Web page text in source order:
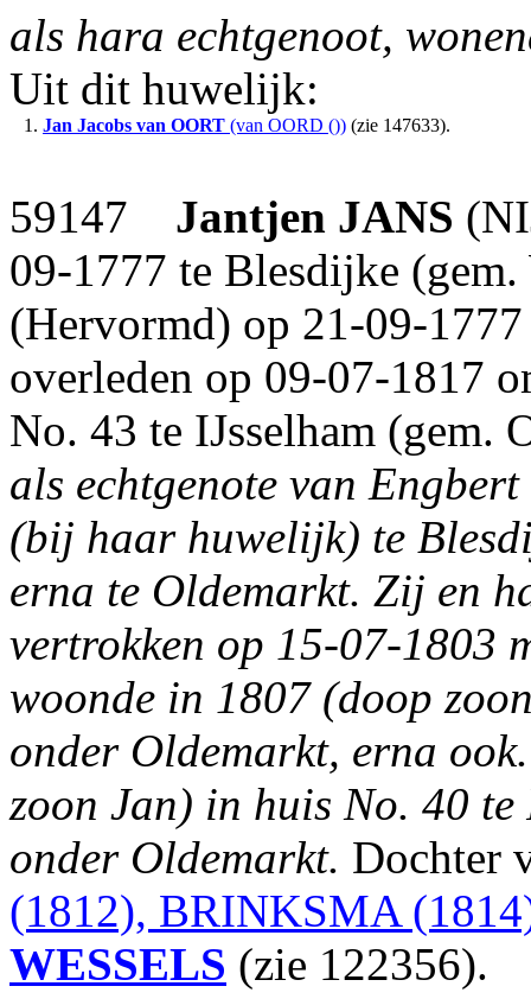
als hara echtgenoot,
Uit dit huwelijk:
1. Jan Jacobs van OORT (van OORD ()) (zie 147633).
59147 Jantjen JANS
09-1777 te Blesdijke
(Hervormd) op 21-09-
overleden op 09-07-1817
No. 43 te IJsselham (gem.
als echtgenote van
(bij haar huwelijk) te
erna te Oldemarkt. Zij en
vertrokken op 15-07-1803
woonde in 1807 (doop
onder Oldemarkt, erna
zoon Jan) in huis No. 40
onder Oldemarkt. Dochter
(1812), BRINKSMA
WESSELS (zie 122356).